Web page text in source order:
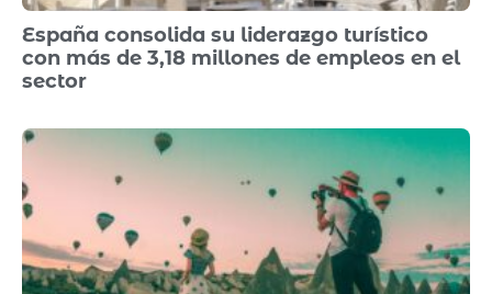
España consolida su liderazgo turístico
con más de 3,18 millones de empleos en el
sector